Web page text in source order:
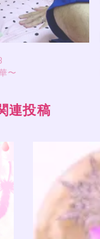
〜
連投稿